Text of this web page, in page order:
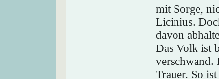
mit Sorge,
Licinius.
davon
Das Volk ist
verschwand.
Trauer. So